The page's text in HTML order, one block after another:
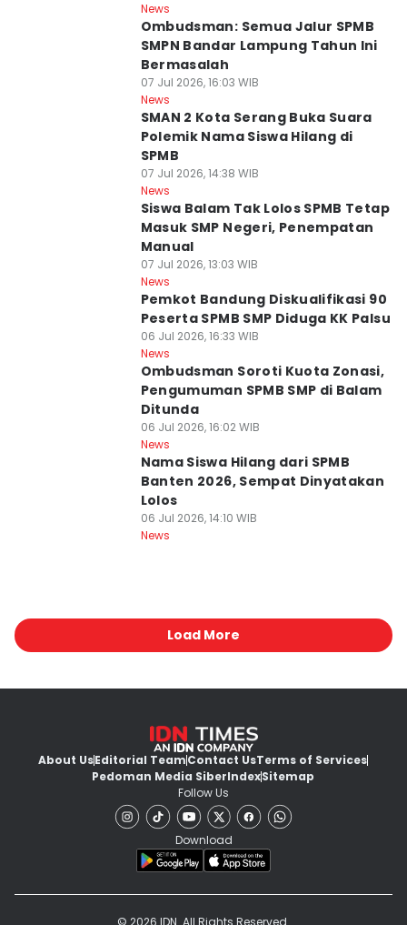
News
Ombudsman: Semua Jalur SPMB
SMPN Bandar Lampung Tahun Ini
Bermasalah
07 Jul 2026, 16:03 WIB
News
SMAN 2 Kota Serang Buka Suara
Polemik Nama Siswa Hilang di
SPMB
07 Jul 2026, 14:38 WIB
News
Siswa Balam Tak Lolos SPMB Tetap
Masuk SMP Negeri, Penempatan
Manual
07 Jul 2026, 13:03 WIB
News
Pemkot Bandung Diskualifikasi 90
Peserta SPMB SMP Diduga KK Palsu
06 Jul 2026, 16:33 WIB
News
Ombudsman Soroti Kuota Zonasi,
Pengumuman SPMB SMP di Balam
Ditunda
06 Jul 2026, 16:02 WIB
News
Nama Siswa Hilang dari SPMB
Banten 2026, Sempat Dinyatakan
Lolos
06 Jul 2026, 14:10 WIB
News
Load More
About UsEditorial TeamContact UsTerms of Services
Pedoman Media SiberIndexSitemap
Follow Us
Download
© 2026 IDN. All Rights Reserved.